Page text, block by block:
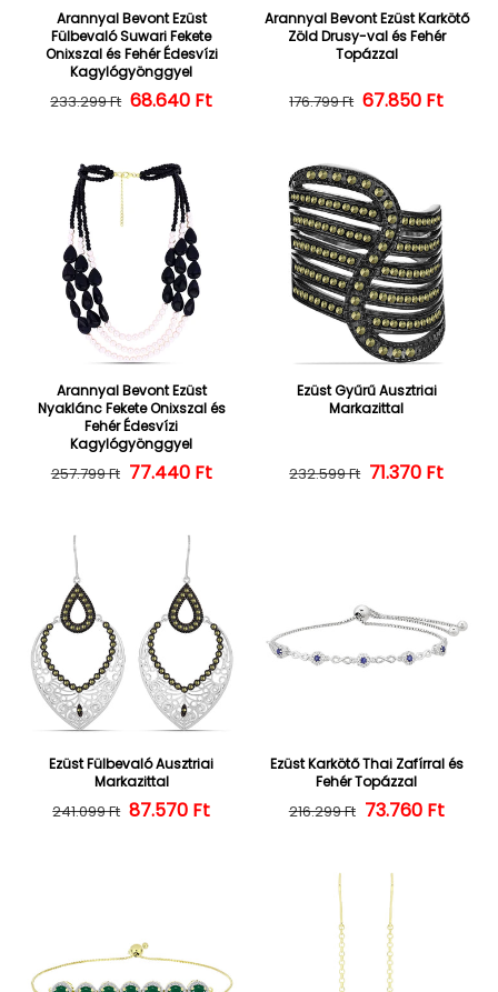
Arannyal Bevont Ezüst
Fülbevaló Suwari Fekete
Onixszal és Fehér Édesvízi
Kagylógyönggyel
Normál ár
233.299 Ft Kedvezményes ár
68.640 Ft
Arannyal Bevont Ezüst Karkötő
Zöld Drusy-val és Fehér
Topázzal
Normál ár
176.799 Ft 67.850 Ft
Arannyal Bevont Ezüst
Nyaklánc Fekete Onixszal és
Fehér Édesvízi
Kagylógyönggyel
Normál ár
257.799 Ft Kedvezményes ár
77.440 Ft
Ezüst Gyűrű Ausztriai
Markazittal
Normál ár
232.599 Ft 71.370 Ft
Ezüst Fülbevaló Ausztriai
Markazittal
Normál ár
241.099 Ft Kedvezményes ár
87.570 Ft
Ezüst Karkötő Thai Zafírral és
Fehér Topázzal
Normál ár
216.299 Ft 73.760 Ft